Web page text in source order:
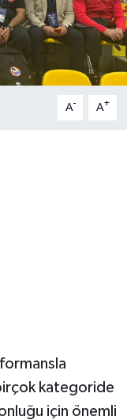
A- A+
kategoride
için önemli